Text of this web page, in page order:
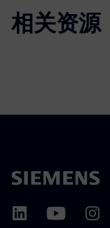
相关资源